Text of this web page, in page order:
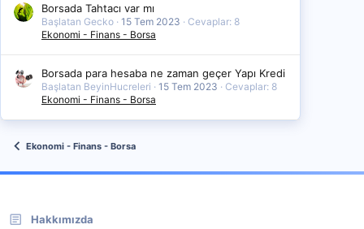
Borsada Tahtacı var mı
Başlatan Gecko 15 Tem 2023
Cevaplar: 8
Ekonomi - Finans - Borsa
Borsada para hesaba ne zaman geçer Yapı Kredi
Başlatan BeyinHucreleri 15 Tem 2023
Cevaplar: 8
Ekonomi - Finans - Borsa
Ekonomi - Finans - Borsa
Hakkımızda